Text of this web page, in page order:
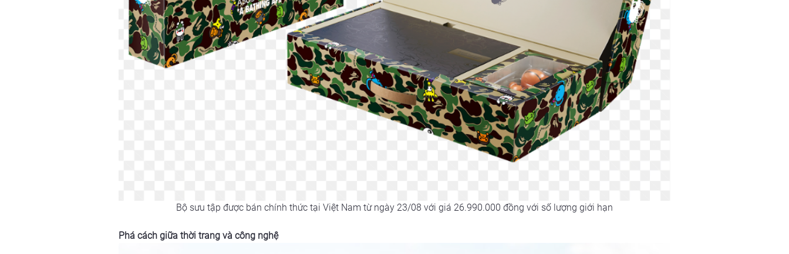
Bộ sưu tập được bán chính thức tại Việt Nam từ ngày 23/08 với giá 26.990.000 đồng với số lượng giới hạn
Phá cách giữa thời trang và công nghệ